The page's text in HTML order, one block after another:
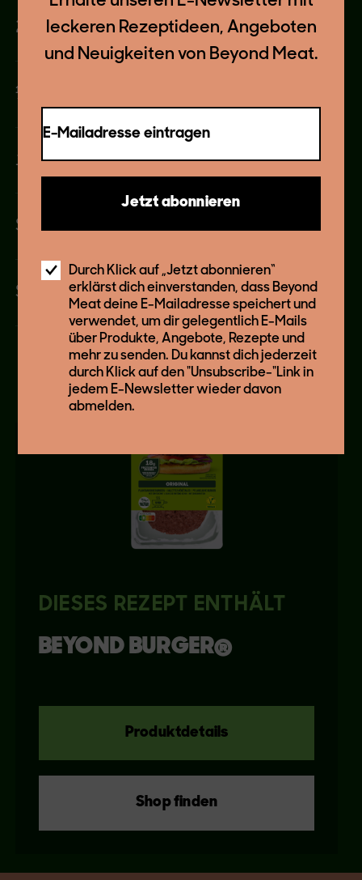
2 EL (pflanzliche) Mayonnaise
½ EL Barbecue-Soße
1 TL Sriracha
Saft einer ½ Limette
Salz und Pfeffer
DIESES REZEPT ENTHÄLT
BEYOND BURGER®
Produktdetails
Shop finden
leckeren Rezeptideen, Angeboten
und Neuigkeiten von Beyond Meat.
E-Mailadresse eintragen
Jetzt abonnieren
Durch Klick auf „Jetzt abonnieren“
erklärst dich einverstanden, dass Beyond
Meat deine E-Mailadresse speichert und
verwendet, um dir gelegentlich E-Mails
über Produkte, Angebote, Rezepte und
mehr zu senden. Du kannst dich jederzeit
durch Klick auf den "Unsubscribe-"Link in
jedem E-Newsletter wieder davon
abmelden.